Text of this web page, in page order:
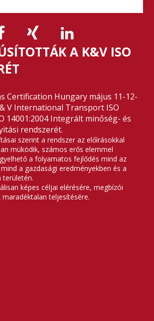
A K&V ISO
Certification Hungary május 11-12-
V International Transport ISO
14001:2004 Integrált minőség- és
rendszerét.
szerint a rendszer az előírásokkal
müködik, számos erős elemmel
a folyamatos fejlődés mind az
a gazdasági eredményekben és a
területén.
képes céljai elérésére, megbízói
teljesítésére.